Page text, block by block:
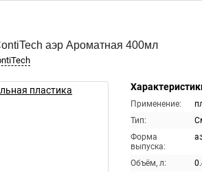
аэр Ароматная 400мл
Применение:
Тип:
Форма
выпуска:
Объём, л: